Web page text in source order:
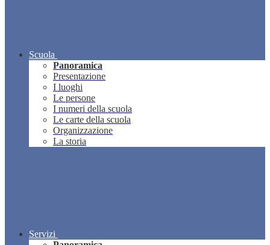
Scuola
Panoramica
Presentazione
I luoghi
Le persone
I numeri della scuola
Le carte della scuola
Organizzazione
La storia
Servizi